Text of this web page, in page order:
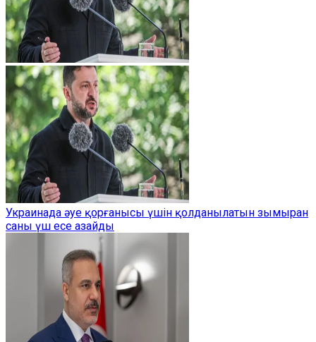
Украинада әуе қорғанысы үшін қолданылатын зымыран
саны үш есе азайды